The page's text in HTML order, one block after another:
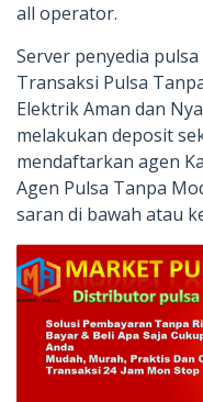
all operator.
Server penyedia
Transaksi Pulsa
Elektrik Aman dan
melakukan deposit
mendaftarkan agen
Agen Pulsa Tanpa
saran di bawah atau